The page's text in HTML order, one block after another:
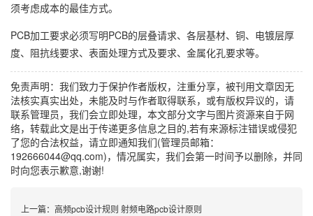
须考虑成本的最佳方式。
PCB加工要求必须写明PCB的层叠请求、各层基材、铜、电镀层厚
度、阻抗线要求、表面处理方式及要求、金属化孔要求等。
免责声明：我们致力于保护作者版权，注重分享，被刊用文章因无
法核实真实出处，未能及时与作者取得联系，或有版权异议的，请
联系管理员，我们会立即处理，本文部分文字与图片资源来自于网
络，转载此文是出于传递更多信息之目的,若有来源标注错误或侵犯
了您的合法权益，请立即通知我们(管理员邮箱：
192666044@qq.com)，情况属实，我们会第一时间予以删除，并同
时向您表示歉意,谢谢!
上一篇： 高频pcb设计规则 射频电路pcb设计原则